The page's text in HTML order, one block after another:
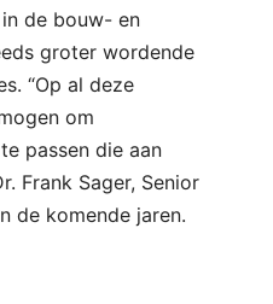
de bouw- en
groter wordende
“Op al deze
om
passen die aan
Frank Sager, Senior
de komende jaren.